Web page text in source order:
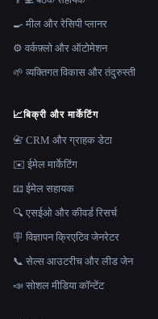
🍳 मील और रेसिपी प्लानर
⚙️ वर्कफ़्लो और ऑटोमेशन
🌱 व्यक्तिगत विकास और तंदुरुस्ती
📈बिक्री और मार्केटिंग
📇 CRM और ग्राहक डेटा
✉️ ईमेल मार्केटिंग
📧 ईमेल सहायक
🔍 एसईओ और कीवर्ड रिसर्च
🪧 विज्ञापन क्रिएटिव जेनरेटर
📞 सेल्स आउटरीच और लीड जेन
📣 सोशल मीडिया कॉन्टेंट